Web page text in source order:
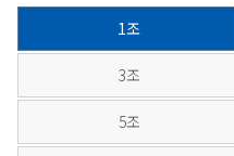
1조
3조
5조